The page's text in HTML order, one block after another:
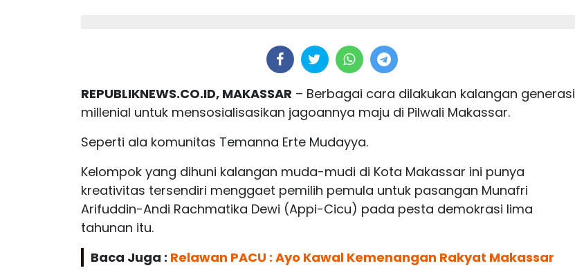
REPUBLIKNEWS.CO.ID, MAKASSAR – Berbagai cara dilakukan kalangan generasi
millenial untuk mensosialisasikan jagoannya maju di Pilwali Makassar.
Seperti ala komunitas Temanna Erte Mudayya.
Kelompok yang dihuni kalangan muda-mudi di Kota Makassar ini punya
kreativitas tersendiri menggaet pemilih pemula untuk pasangan Munafri
Arifuddin-Andi Rachmatika Dewi (Appi-Cicu) pada pesta demokrasi lima
tahunan itu.
Baca Juga : Relawan PACU : Ayo Kawal Kemenangan Rakyat Makassar